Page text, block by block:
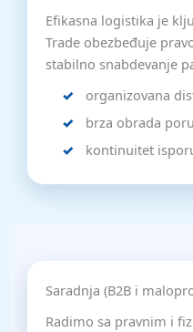
Efikasna logistika je
Trade obezbeđuje
stabilno snabdevanje
organizovana
brza obrada
kontinuitet
Saradnja (B2B i
Radimo sa pravnim i